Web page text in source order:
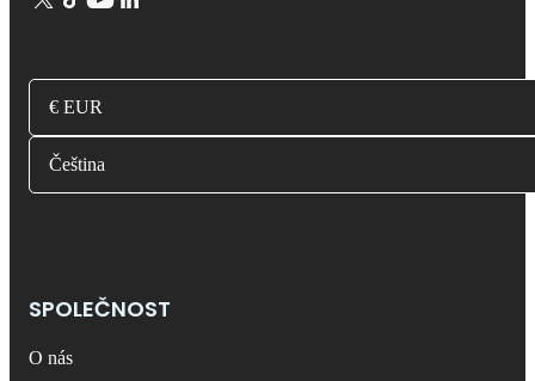
€ EUR
Čeština
SPOLEČNOST
O nás